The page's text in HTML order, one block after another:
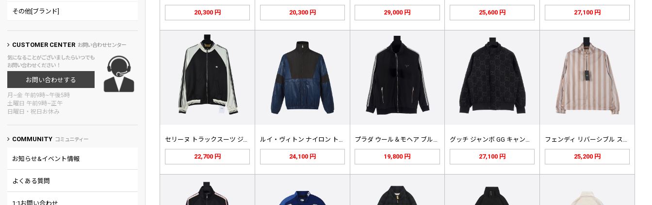
その他[ブランド]
CUSTOMER CENTER お問い合わせセンター
気になることがございましたらいつでも
お問い合わせください！
お問い合わせする
月~金 午前9時~午後5時
土曜日 午前9時~正午
日曜日・祝日お休み
COMMUNITY コミュニティー
お知らせ&イベント情報
よくある質問
1:1お問い合わせ
20,300 円 20,300 円 29,000 円 25,600 円 27,100 円
セリーヌ トラックスーツ ジャケット…
22,700 円 24,100 円 19,800 円 27,100 円 25,200 円